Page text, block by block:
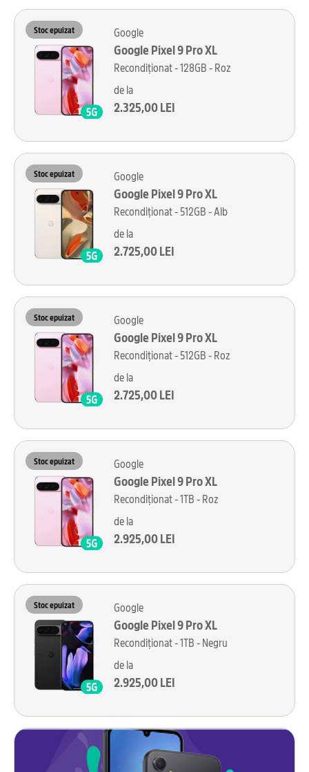
Stoc epuizat Google
Google Pixel 9 Pro XL
Recondiționat - 128GB - Roz
de la
2.325,00 LEI
Stoc epuizat Google
Google Pixel 9 Pro XL
Recondiționat - 512GB - Alb
de la
2.725,00 LEI
Stoc epuizat Google
Google Pixel 9 Pro XL
Recondiționat - 512GB - Roz
de la
2.725,00 LEI
Stoc epuizat Google
Google Pixel 9 Pro XL
Recondiționat - 1TB - Roz
de la
2.925,00 LEI
Stoc epuizat Google
Google Pixel 9 Pro XL
Recondiționat - 1TB - Negru
de la
2.925,00 LEI